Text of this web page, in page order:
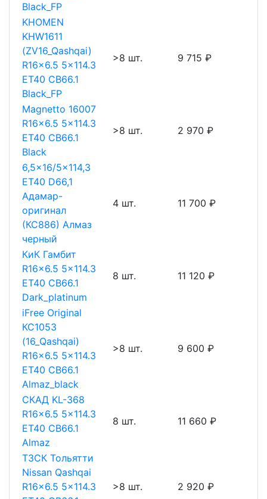
Black_FP
KHOMEN
KHW1611
(ZV16_Qashqai)
R16x6.5 5x114.3
ET40 CB66.1
Black_FP
>8 шт. 9 715 ₽
Magnetto 16007
R16x6.5 5x114.3
ET40 CB66.1
Black
>8 шт. 2 970 ₽
6,5x16/5x114,3
ET40 D66,1
Адамар-
оригинал
(КС886) Алмаз
черный
4 шт. 11 700 ₽
КиК Гамбит
R16x6.5 5x114.3
ET40 CB66.1
Dark_platinum
8 шт. 11 120 ₽
iFree Original
КС1053
(16_Qashqai)
R16x6.5 5x114.3
ET40 CB66.1
Almaz_black
>8 шт. 9 600 ₽
СКАД KL-368
R16x6.5 5x114.3
ET40 CB66.1
Almaz
8 шт. 11 660 ₽
ТЗСК Тольятти
Nissan Qashqai
R16x6.5 5x114.3
>8 шт. 2 920 ₽